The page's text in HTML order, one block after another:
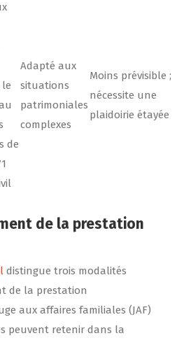
de
Adapté aux
situations
patrimoniales
complexes
Moins prévisible ;
nécessite une
plaidoirie étayée
de la prestation
distingue trois modalités
de la prestation
aux affaires familiales (JAF)
peuvent retenir dans la